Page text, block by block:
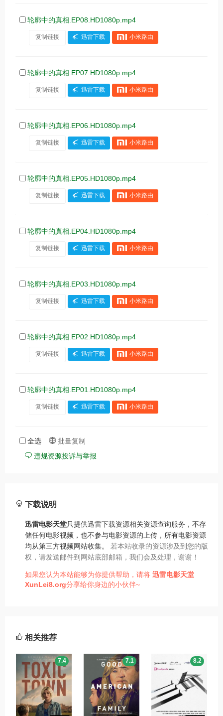
轮廓中的真相.EP08.HD1080p.mp4
复制链接 迅雷下载 小米路由
轮廓中的真相.EP07.HD1080p.mp4
复制链接 迅雷下载 小米路由
轮廓中的真相.EP06.HD1080p.mp4
复制链接 迅雷下载 小米路由
轮廓中的真相.EP05.HD1080p.mp4
复制链接 迅雷下载 小米路由
轮廓中的真相.EP04.HD1080p.mp4
复制链接 迅雷下载 小米路由
轮廓中的真相.EP03.HD1080p.mp4
复制链接 迅雷下载 小米路由
轮廓中的真相.EP02.HD1080p.mp4
复制链接 迅雷下载 小米路由
轮廓中的真相.EP01.HD1080p.mp4
复制链接 迅雷下载 小米路由
全选
批量复制
违规资源投诉与举报
下载说明
迅雷电影天堂只提供迅雷下载资源相关资源查询服务，不存
储任何电影视频，也不参与电影资源的上传，所有电影资源
均从第三方视频网站收集。 若本站收录的资源涉及到您的版
权，请发送邮件到网站底部邮箱，我们会及处理，谢谢！
如果您认为本站能够为你提供帮助，请将 迅雷电影天堂
XunLei8.org分享给你身边的小伙伴~
相关推荐
7.4 7.1 8.2